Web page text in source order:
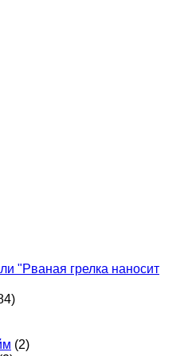
"Рваная грелка наносит
(2)